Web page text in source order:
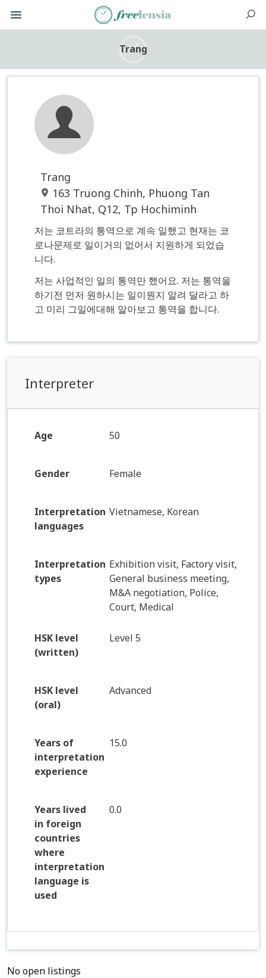
Trang
Trang
163 Truong Chinh, Phuong Tan
Thoi Nhat, Q12, Tp Hochiminh
저는 코트라의 통역으로 계속 일했고 현재는 코
로나문제로 일이거의 없어서 지원하게 되었습
니다.
저는 사업적인 일의 통역만 했어요. 저는 통역을
하기전 먼저 원하시는 일이뭔지 알려 달라고 하
고 미리 그일에대해 알아보고 통역을 합니다.
Interpreter
Age 50
Gender Female
Interpretation
languages
Vietnamese, Korean
Interpretation
types
Exhibition visit, Factory visit,
General business meeting,
M&A negotiation, Police,
Court, Medical
HSK level
(written)
Level 5
HSK level
(oral)
Advanced
Years of
interpretation
experience
15.0
Years lived
in foreign
countries
where
interpretation
language is
used
0.0
No open listings